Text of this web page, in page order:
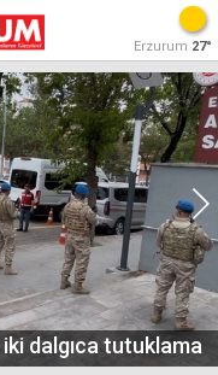
Erzurum 27°
dalgıca tutuklama